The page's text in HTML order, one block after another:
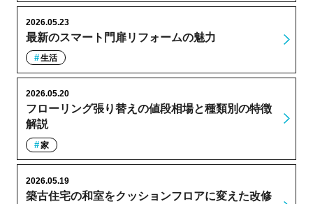
最新のスマート門扉リフォームの魅力
2026.05.23
生活
フローリング張り替えの値段相場と種類別の特徴
解説
2026.05.20
家
築古住宅の和室をクッションフロアに変えた改修
2026.05.19